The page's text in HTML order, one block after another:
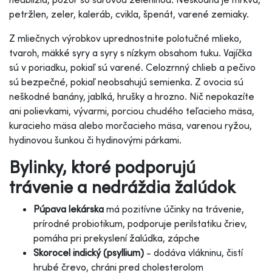
petržlen, zeler, kaleráb, cvikla, špenát, varené zemiaky.
Z mliečnych výrobkov uprednostnite polotučné mlieko,
tvaroh, mäkké syry a syry s nízkym obsahom tuku. Vajíčka
sú v poriadku, pokiaľ sú varené. Celozrnný chlieb a pečivo
sú bezpečné, pokiaľ neobsahujú semienka. Z ovocia sú
neškodné banány, jablká, hrušky a hrozno. Nič nepokazíte
ani polievkami, vývarmi, porciou chudého teľacieho mäsa,
kuracieho mäsa alebo morčacieho mäsa, varenou ryžou,
hydinovou šunkou či hydinovými párkami.
Bylinky, ktoré podporujú
trávenie a nedráždia žalúdok
Púpava lekárska má pozitívne účinky na trávenie,
prírodné probiotikum, podporuje perilstatiku čriev,
pomáha pri prekyslení žalúdka, zápche
Skorocel indický (psyllium) - dodáva vlákninu, čistí
hrubé črevo, chráni pred cholesterolom